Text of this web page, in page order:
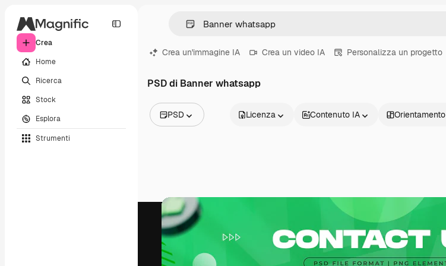
Crea
Home
Ricerca
Stock
Esplora
Strumenti
Crea un'immagine IA Crea un video IA Personalizza un progetto
PSD di Banner whatsapp
PSD
Video
Clip video
Motion graphic
Modelli di video
Icone
Modelli 3D
Font
Licenza Contenuto IA Orientamento
Prodotti